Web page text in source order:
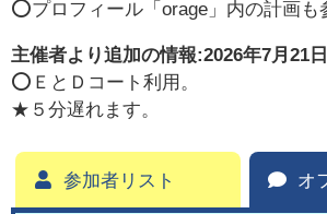
⭕️プロフィール「orage」内の計画も
主催者より追加の情報:2026年7月21
⭕ＥとＤコート利用。
★５分遅れます。
参加者リスト オ